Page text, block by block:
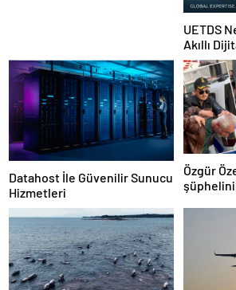
UETDS
Akıllı
Yazılımı
Datahost İle Güvenilir Sunucu
Hizmetleri
Özgür